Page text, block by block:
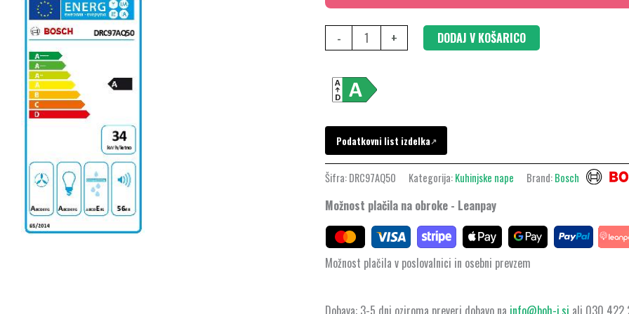
-
količina
+ DODAJ V KOŠARICO
Podatkovni list izdelka↗
Šifra:DRC97AQ50 Kategorija:Kuhinjske nape Brand:Bosch
Možnost plačila na obroke - Leanpay
Možnost plačila v poslovalnici in osebni prevzem
Dobava: 3-5 dni oziroma preveri dobavo na info@boh-i.si ali 030 422